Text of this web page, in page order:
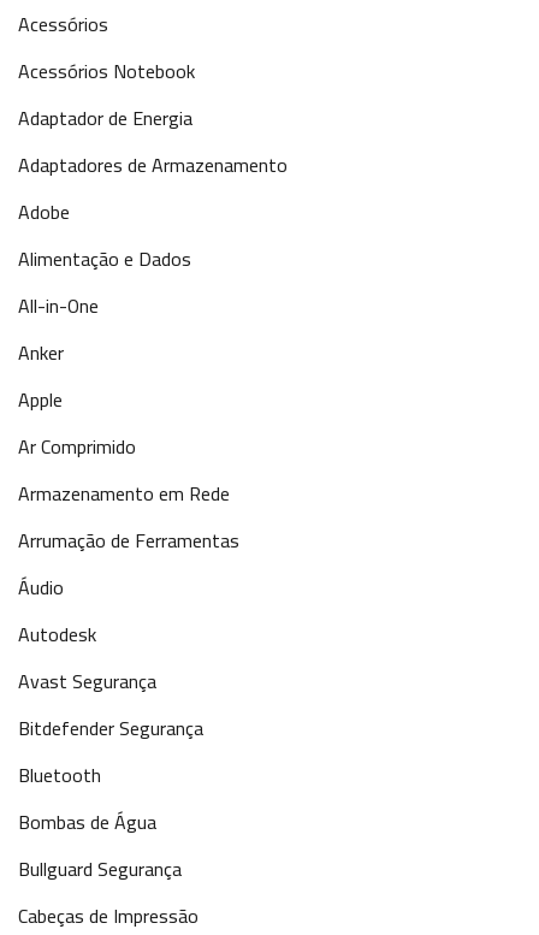
Acessórios
Acessórios Notebook
Adaptador de Energia
Adaptadores de Armazenamento
Adobe
Alimentação e Dados
All-in-One
Anker
Apple
Ar Comprimido
Armazenamento em Rede
Arrumação de Ferramentas
Áudio
Autodesk
Avast Segurança
Bitdefender Segurança
Bluetooth
Bombas de Água
Bullguard Segurança
Cabeças de Impressão